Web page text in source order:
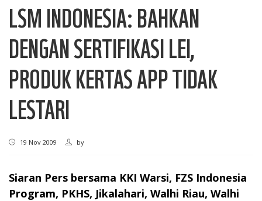
LSM INDONESIA: BAHKAN
DENGAN SERTIFIKASI LEI,
PRODUK KERTAS APP TIDAK
LESTARI
19 Nov 2009 by
Siaran Pers bersama KKI Warsi, FZS Indonesia
Program, PKHS, Jikalahari, Walhi Riau, Walhi